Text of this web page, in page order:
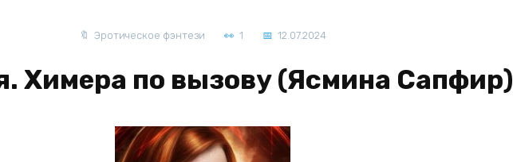
Эротическое фэнтези 1 12.07.2024
Химера по вызову (Ясмина Сапфир)